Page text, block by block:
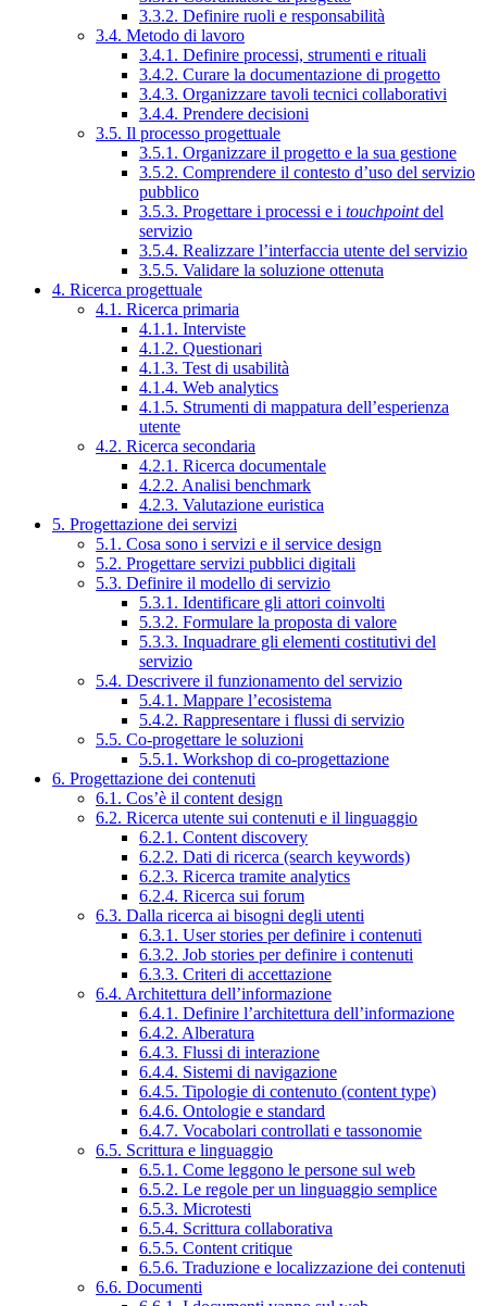
3.3.2. Definire ruoli e responsabilità
3.4. Metodo di lavoro
3.4.1. Definire processi, strumenti e rituali
3.4.2. Curare la documentazione di progetto
3.4.3. Organizzare tavoli tecnici collaborativi
3.4.4. Prendere decisioni
3.5. Il processo progettuale
3.5.1. Organizzare il progetto e la sua gestione
3.5.2. Comprendere il contesto d’uso del servizio
pubblico
3.5.3. Progettare i processi e i touchpointdel
servizio
3.5.4. Realizzare l’interfaccia utente del servizio
3.5.5. Validare la soluzione ottenuta
4. Ricerca progettuale
4.1. Ricerca primaria
4.1.1. Interviste
4.1.2. Questionari
4.1.3. Test di usabilità
4.1.4. Web analytics
4.1.5. Strumenti di mappatura dell’esperienza
utente
4.2. Ricerca secondaria
4.2.1. Ricerca documentale
4.2.2. Analisi benchmark
4.2.3. Valutazione euristica
5. Progettazione dei servizi
5.1. Cosa sono i servizi e il service design
5.2. Progettare servizi pubblici digitali
5.3. Definire il modello di servizio
5.3.1. Identificare gli attori coinvolti
5.3.2. Formulare la proposta di valore
5.3.3. Inquadrare gli elementi costitutivi del
servizio
5.4. Descrivere il funzionamento del servizio
5.4.1. Mappare l’ecosistema
5.4.2. Rappresentare i flussi di servizio
5.5. Co-progettare le soluzioni
5.5.1. Workshop di co-progettazione
6. Progettazione dei contenuti
6.1. Cos’è il content design
6.2. Ricerca utente sui contenuti e il linguaggio
6.2.1. Content discovery
6.2.2. Dati di ricerca (search keywords)
6.2.3. Ricerca tramite analytics
6.2.4. Ricerca sui forum
6.3. Dalla ricerca ai bisogni degli utenti
6.3.1. User stories per definire i contenuti
6.3.2. Job stories per definire i contenuti
6.3.3. Criteri di accettazione
6.4. Architettura dell’informazione
6.4.1. Definire l’architettura dell’informazione
6.4.2. Alberatura
6.4.3. Flussi di interazione
6.4.4. Sistemi di navigazione
6.4.5. Tipologie di contenuto (content type)
6.4.6. Ontologie e standard
6.4.7. Vocabolari controllati e tassonomie
6.5. Scrittura e linguaggio
6.5.1. Come leggono le persone sul web
6.5.2. Le regole per un linguaggio semplice
6.5.3. Microtesti
6.5.4. Scrittura collaborativa
6.5.5. Content critique
6.5.6. Traduzione e localizzazione dei contenuti
6.6. Documenti